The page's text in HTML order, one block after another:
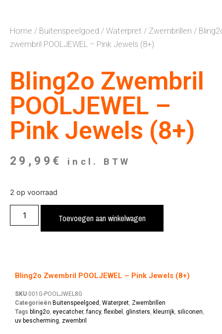
Home / Buitenspeelgoed / Waterpret / Zwembrillen /
zwembril POOLJEWEL – Pink Jewels (8+)
Bling2o Zwembril
POOLJEWEL –
Pink Jewels (8+)
29,99 € incl. BTW
2 op voorraad
Toevoegen aan winkelwagen
Bling2o Zwembril POOLJEWEL – Pink Jewels (8+)
SKU 001G-POOLJWEL8G
Categorieën Buitenspeelgoed , Waterpret, Zwembrillen
Tags bling2o, eyecatcher,fancy,flexibel , glinsters, kleurrijk, siliconen,
uv bescherming, zwembril